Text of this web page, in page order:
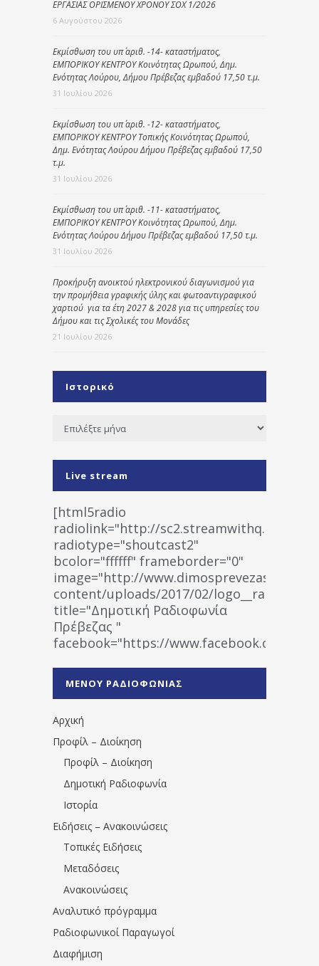
ΕΡΓΑΣΙΑΣ ΟΡΙΣΜΕΝΟΥ ΧΡΟΝΟΥ ΣΟΧ 1/2026
6 Αυγούστου 2026
Εκμίσθωση του υπ΄ αριθ. -14- καταστήματος,
ΕΜΠΟΡΙΚΟΥ ΚΕΝΤΡΟΥ Κοινότητας Ωρωπού, Δημ.
Ενότητας Λούρου, Δήμου Πρέβεζας εμβαδού 17,50 τ.μ.
31 Ιουλίου 2026
Εκμίσθωση του υπ΄ αριθ. -12- καταστήματος,
ΕΜΠΟΡΙΚΟΥ ΚΕΝΤΡΟΥ Τοπικής Κοινότητας Ωρωπού,
Δημ. Ενότητας Λούρου Δήμου Πρέβεζας εμβαδού 17,50
τ.μ.
31 Ιουλίου 2026
Εκμίσθωση του υπ΄ αριθ. -11- καταστήματος,
ΕΜΠΟΡΙΚΟΥ ΚΕΝΤΡΟΥ Κοινότητας Ωρωπού, Δημ.
Ενότητας Λούρου Δήμου Πρέβεζας εμβαδού 17,50 τ.μ.
31 Ιουλίου 2026
Προκήρυξη ανοικτού ηλεκτρονικού διαγωνισμού για
την προμήθεια γραφικής ύλης και φωτοαντιγραφικού
χαρτιού για τα έτη 2027 & 2028 για τις υπηρεσίες του
Δήμου και τις Σχολικές του Μονάδες
21 Ιουλίου 2026
Ιστορικό
Ιστορικό
Live stream
[html5radio
radiolink="http://
radiotype="shoutcast2"
bcolor="ffffff" frameborder="0"
image="http://www.dimosprevezas.gr/wp-
content/uploads/2017/02/
title="Δημοτική Ραδιοφωνία
Πρέβεζας "
facebook="https://www.facebook.com/
1531194763766854/" artist="" ]
ΜΕΝΟΥ ΡΑΔΙΟΦΩΝΙΑΣ
Αρχική
Προφίλ – Διοίκηση
Προφίλ – Διοίκηση
Δημοτική Ραδιοφωνία
Ιστορία
Ειδήσεις – Ανακοινώσεις
Τοπικές Ειδήσεις
Μεταδόσεις
Ανακοινώσεις
Αναλυτικό πρόγραμμα
Ραδιοφωνικοί Παραγωγοί
Διαφήμιση